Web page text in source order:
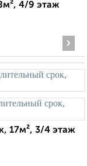
4/9 этаж
›
17м², 3/4 этаж